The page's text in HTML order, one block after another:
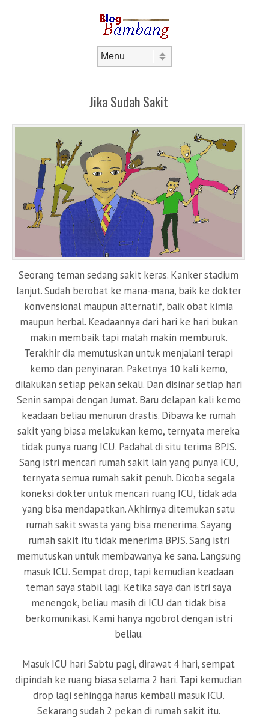
Jika Sudah Sakit
Seorang teman sedang sakit keras. Kanker stadium
lanjut. Sudah berobat ke mana-mana, baik ke dokter
konvensional maupun alternatif, baik obat kimia
maupun herbal. Keadaannya dari hari ke hari bukan
makin membaik tapi malah makin memburuk.
Terakhir dia memutuskan untuk menjalani terapi
kemo dan penyinaran. Paketnya 10 kali kemo,
dilakukan setiap pekan sekali. Dan disinar setiap hari
Senin sampai dengan Jumat. Baru delapan kali kemo
keadaan beliau menurun drastis. Dibawa ke rumah
sakit yang biasa melakukan kemo, ternyata mereka
tidak punya ruang ICU. Padahal di situ terima BPJS.
Sang istri mencari rumah sakit lain yang punya ICU,
ternyata semua rumah sakit penuh. Dicoba segala
koneksi dokter untuk mencari ruang ICU, tidak ada
yang bisa mendapatkan. Akhirnya ditemukan satu
rumah sakit swasta yang bisa menerima. Sayang
rumah sakit itu tidak menerima BPJS. Sang istri
memutuskan untuk membawanya ke sana. Langsung
masuk ICU. Sempat drop, tapi kemudian keadaan
teman saya stabil lagi. Ketika saya dan istri saya
menengok, beliau masih di ICU dan tidak bisa
berkomunikasi. Kami hanya ngobrol dengan istri
beliau.
Masuk ICU hari Sabtu pagi, dirawat 4 hari, sempat
dipindah ke ruang biasa selama 2 hari. Tapi kemudian
drop lagi sehingga harus kembali masuk ICU.
Sekarang sudah 2 pekan di rumah sakit itu.